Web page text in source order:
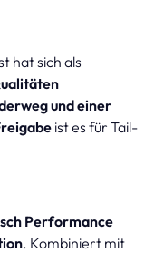
hat sich als
und einer
ist es für Tail-
Performance
. Kombiniert mit